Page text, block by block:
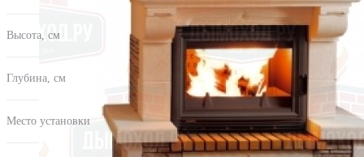
Высота, см 114.3
Глубина, см 75
Место установки Пристенный